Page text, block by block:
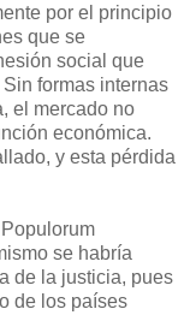
por el principio
que se
social que
formas internas
el mercado no
económica.
y esta pérdida
se habría
de la justicia, pues
de los países